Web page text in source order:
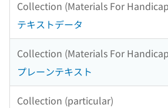
Collection (Materials For
テキストデータ
Collection (Materials For
プレーンテキスト
Collection (particular)